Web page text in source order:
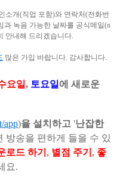
소개(직업 포함)와 연락처(전화번
과 녹음 가능한 날짜를 공식메일(n
안내해 드리겠습니다.
많은 가입 바랍니다. 감사합니다.
요일, 토요일 에 새로운
app)을 설치하고 '난잡한
방송을 편하게 들을 수 있
로드 하기 , 별점 주기 , 좋
요.